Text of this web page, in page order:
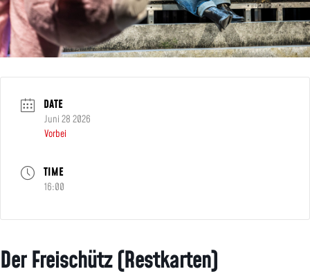
DATE
Juni 28 2026
Vorbei
TIME
16:00
Der Freischütz (Restkarten)